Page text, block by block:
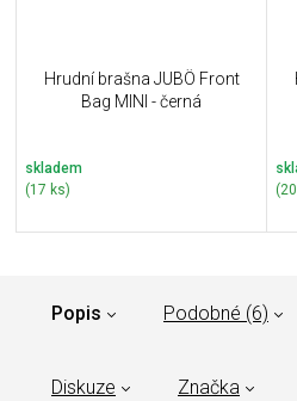
Hrudní brašna JUBÖ Front
Bag MINI - černá
skladem
(17 ks)
Popis Podobné (6)
Diskuze Značka